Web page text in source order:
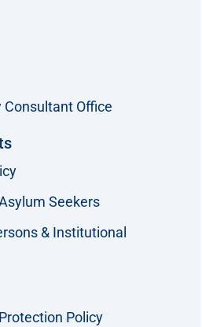
Office
Seekers
& Institutional
Policy